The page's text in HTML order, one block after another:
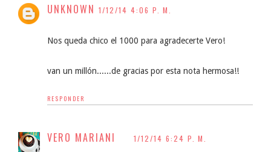
UNKNOWN 1/12/14 4:06 P. M.
Nos queda chico el 1000 para agradecerte Vero!
van un millón......de gracias por esta nota hermosa!!
RESPONDER
VERO MARIANI 1/12/14 6:24 P. M.